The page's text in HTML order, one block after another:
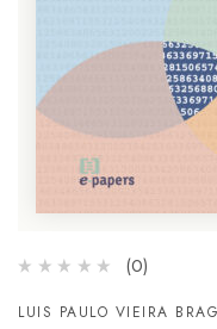
(0)
LUIS PAULO VIEIRA